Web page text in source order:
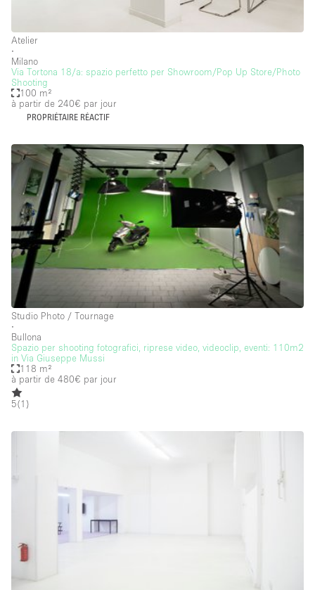
Entrepôt / Espace Stockage / Box
Espace Créatif
Espace Publicitaire
Galerie d'art
Kiosque / Stand / Corner
Lobby / Accueil
Maison / Villa / Hôtel Particulier
Restaurant / Bar / Café
Salle de Conférence
Salle de Réunion
Salon / Festival
Caractéristiques de l'espace
Accès aux handicapés
Atelier
∙
Milano
Via Tortona 18/a: spazio perfetto per Showroom/Pop Up Store/Photo
Shooting
100 m²
à partir de 240€ par jour
PROPRIÉTAIRE RÉACTIF
Studio Photo / Tournage
∙
Bullona
Spazio per shooting fotografici, riprese video, videoclip, eventi: 110m2
in Via Giuseppe Mussi
118 m²
à partir de 480€ par jour
5(1 )